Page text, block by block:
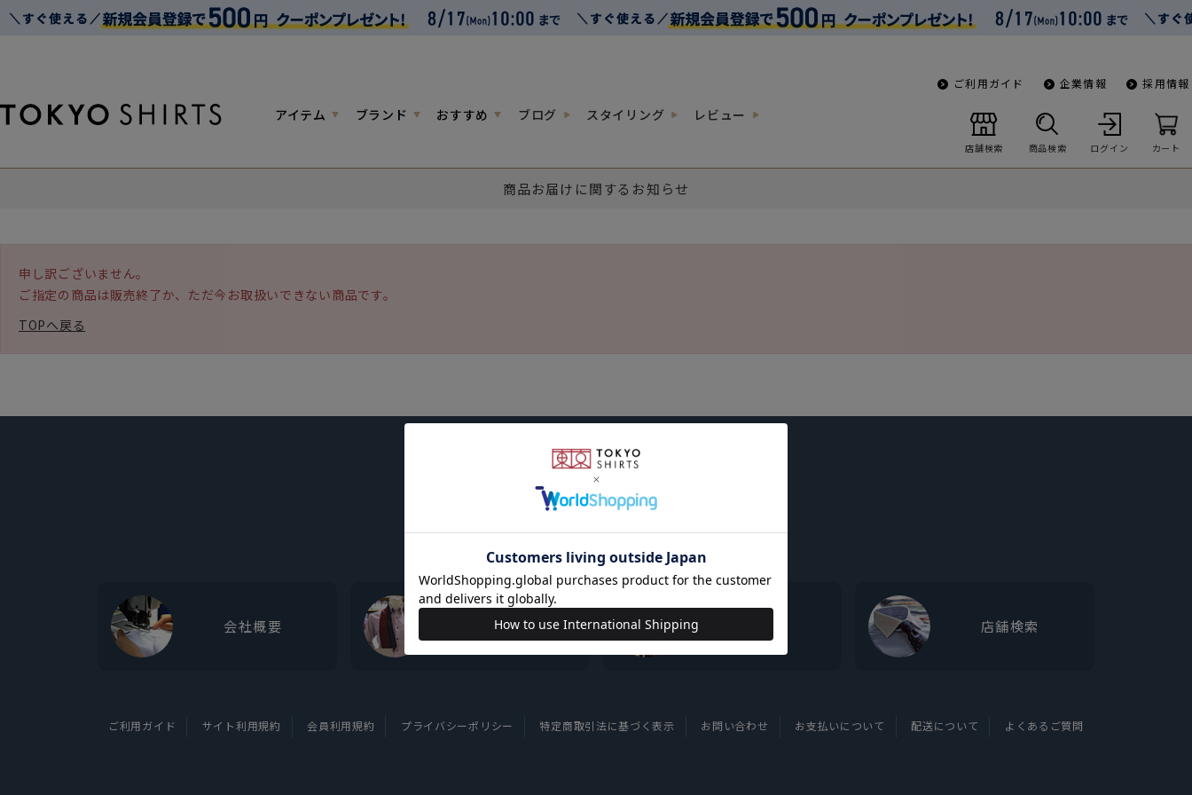
アイテム ブランド おすすめ ブログ スタイリング レビュー
ご利用ガイド 企業情報 採用情報
店舗検索 商品検索 ログイン カート
商品お届けに関するお知らせ
申し訳ございません。
ご指定の商品は販売終了か、ただ今お取扱いできない商品です。
TOPへ戻る
会社概要 東京シャツについて 店舗検索
ご利用ガイド サイト利用規約 会員利用規約 プライバシーポリシー 特定商取引法に基づく表示 お問い合わせ お支払いについて 配送について よくあるご質問